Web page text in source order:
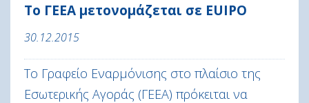
Το ΓΕΕΑ μετονομάζεται σε EUIPO
30.12.2015
Το Γραφείο Εναρμόνισης στο πλαίσιο της
Εσωτερικής Αγοράς (ΓΕΕΑ) πρόκειται να